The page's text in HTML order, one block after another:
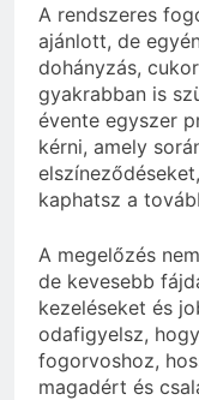
A rendszeres
ajánlott, de
dohányzás,
gyakrabban is
évente egyszer
kérni, amely
kaphatsz a
A megelőzés
de kevesebb
kezeléseket és
odafigyelsz,
fogorvoshoz,
magadért és